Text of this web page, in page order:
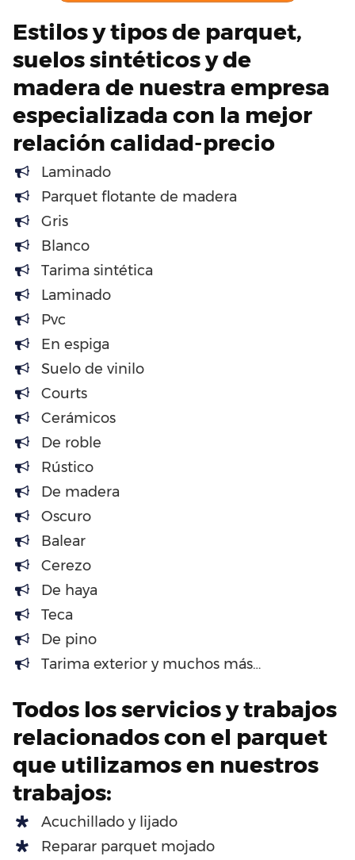
Estilos y tipos de parquet,
suelos sintéticos y de
madera de nuestra empresa
especializada con la mejor
relación calidad-precio
Laminado
Parquet flotante de madera
Gris
Blanco
Tarima sintética
Laminado
Pvc
En espiga
Suelo de vinilo
Courts
Cerámicos
De roble
Rústico
De madera
Oscuro
Balear
Cerezo
De haya
Teca
De pino
Tarima exterior y muchos más…
Todos los servicios y trabajos
relacionados con el parquet
que utilizamos en nuestros
trabajos:
Acuchillado y lijado
Reparar parquet mojado